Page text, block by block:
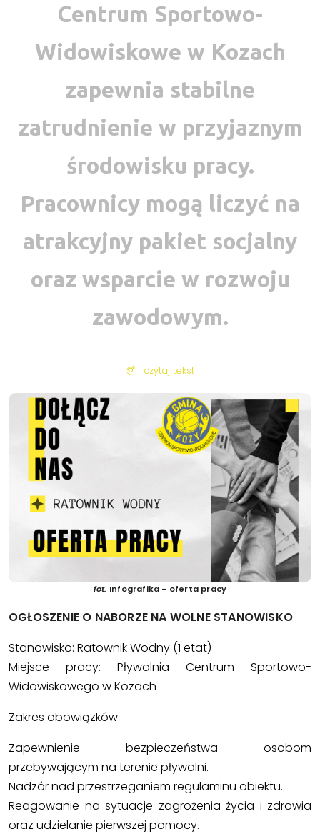
Centrum Sportowo-
Widowiskowe w Kozach
zapewnia stabilne
zatrudnienie w przyjaznym
środowisku pracy.
Pracownicy mogą liczyć na
atrakcyjny pakiet socjalny
oraz wsparcie w rozwoju
zawodowym.
czytaj tekst
fot. Infografika - oferta pracy
OGŁOSZENIE O NABORZE NA WOLNE STANOWISKO
Stanowisko: Ratownik Wodny (1 etat)
Miejsce pracy: Pływalnia Centrum Sportowo-
Widowiskowego w Kozach
Zakres obowiązków:
Zapewnienie bezpieczeństwa osobom
przebywającym na terenie pływalni.
Nadzór nad przestrzeganiem regulaminu obiektu.
Reagowanie na sytuacje zagrożenia życia i zdrowia
oraz udzielanie pierwszej pomocy.